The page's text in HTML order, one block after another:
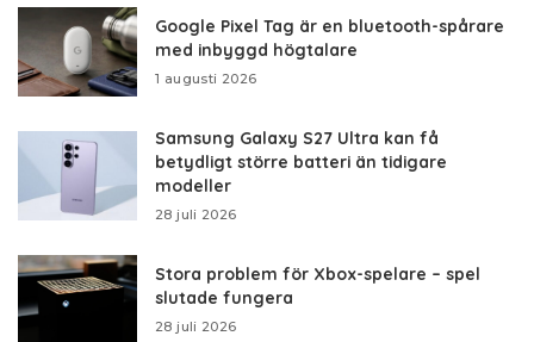
Google Pixel Tag är en bluetooth-spårare
med inbyggd högtalare
1 augusti 2026
Samsung Galaxy S27 Ultra kan få
betydligt större batteri än tidigare
modeller
28 juli 2026
Stora problem för Xbox-spelare – spel
slutade fungera
28 juli 2026